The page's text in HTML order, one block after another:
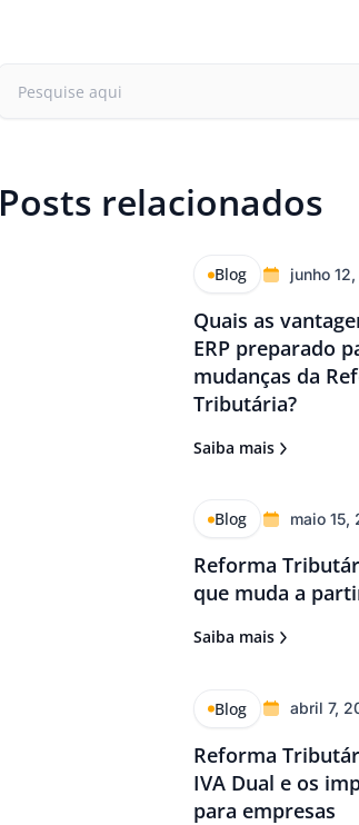
Posts relacionados
Blog junho
Quais as
ERP preparado
mudanças da
Tributária?
Saiba mais
Blog maio 15,
Reforma
que muda a
Saiba mais
Blog abril 7,
Reforma
IVA Dual e os
para empresas